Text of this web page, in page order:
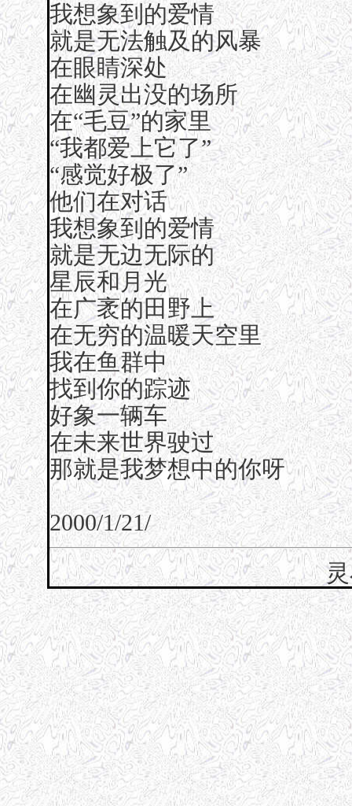
我想象到的爱情
就是无法触及的风暴
在眼睛深处
在幽灵出没的场所
在“毛豆”的家里
“我都爱上它了”
“感觉好极了”
他们在对话
我想象到的爱情
就是无边无际的
星辰和月光
在广袤的田野上
在无穷的温暖天空里
我在鱼群中
找到你的踪迹
好象一辆车
在未来世界驶过
那就是我梦想中的你呀
2000/1/21/